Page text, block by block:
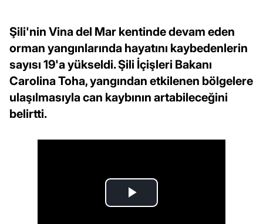
Şili'nin Vina del Mar kentinde devam eden
orman yangınlarında hayatını kaybedenlerin
sayısı 19'a yükseldi. Şili İçişleri Bakanı
Carolina Toha, yangından etkilenen bölgelere
ulaşılmasıyla can kaybının artabileceğini
belirtti.